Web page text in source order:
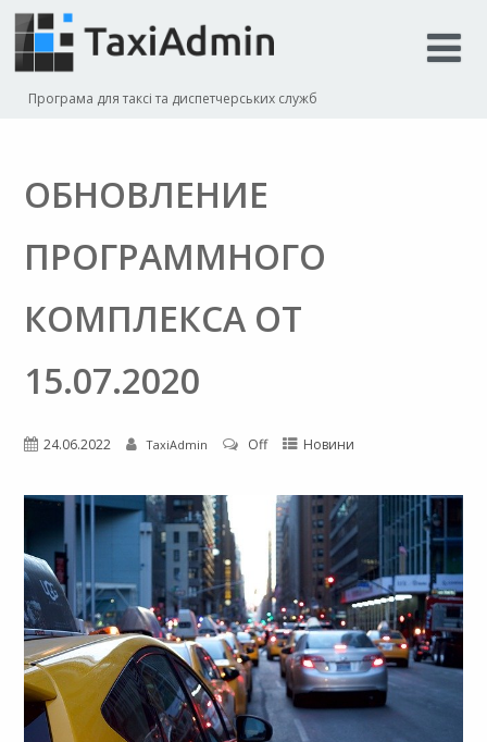
Програма для таксі та диспетчерських служб
ОБНОВЛЕНИЕ
ПРОГРАММНОГО
КОМПЛЕКСА ОТ
15.07.2020
24.06.2022 TaxiAdmin Off Новини